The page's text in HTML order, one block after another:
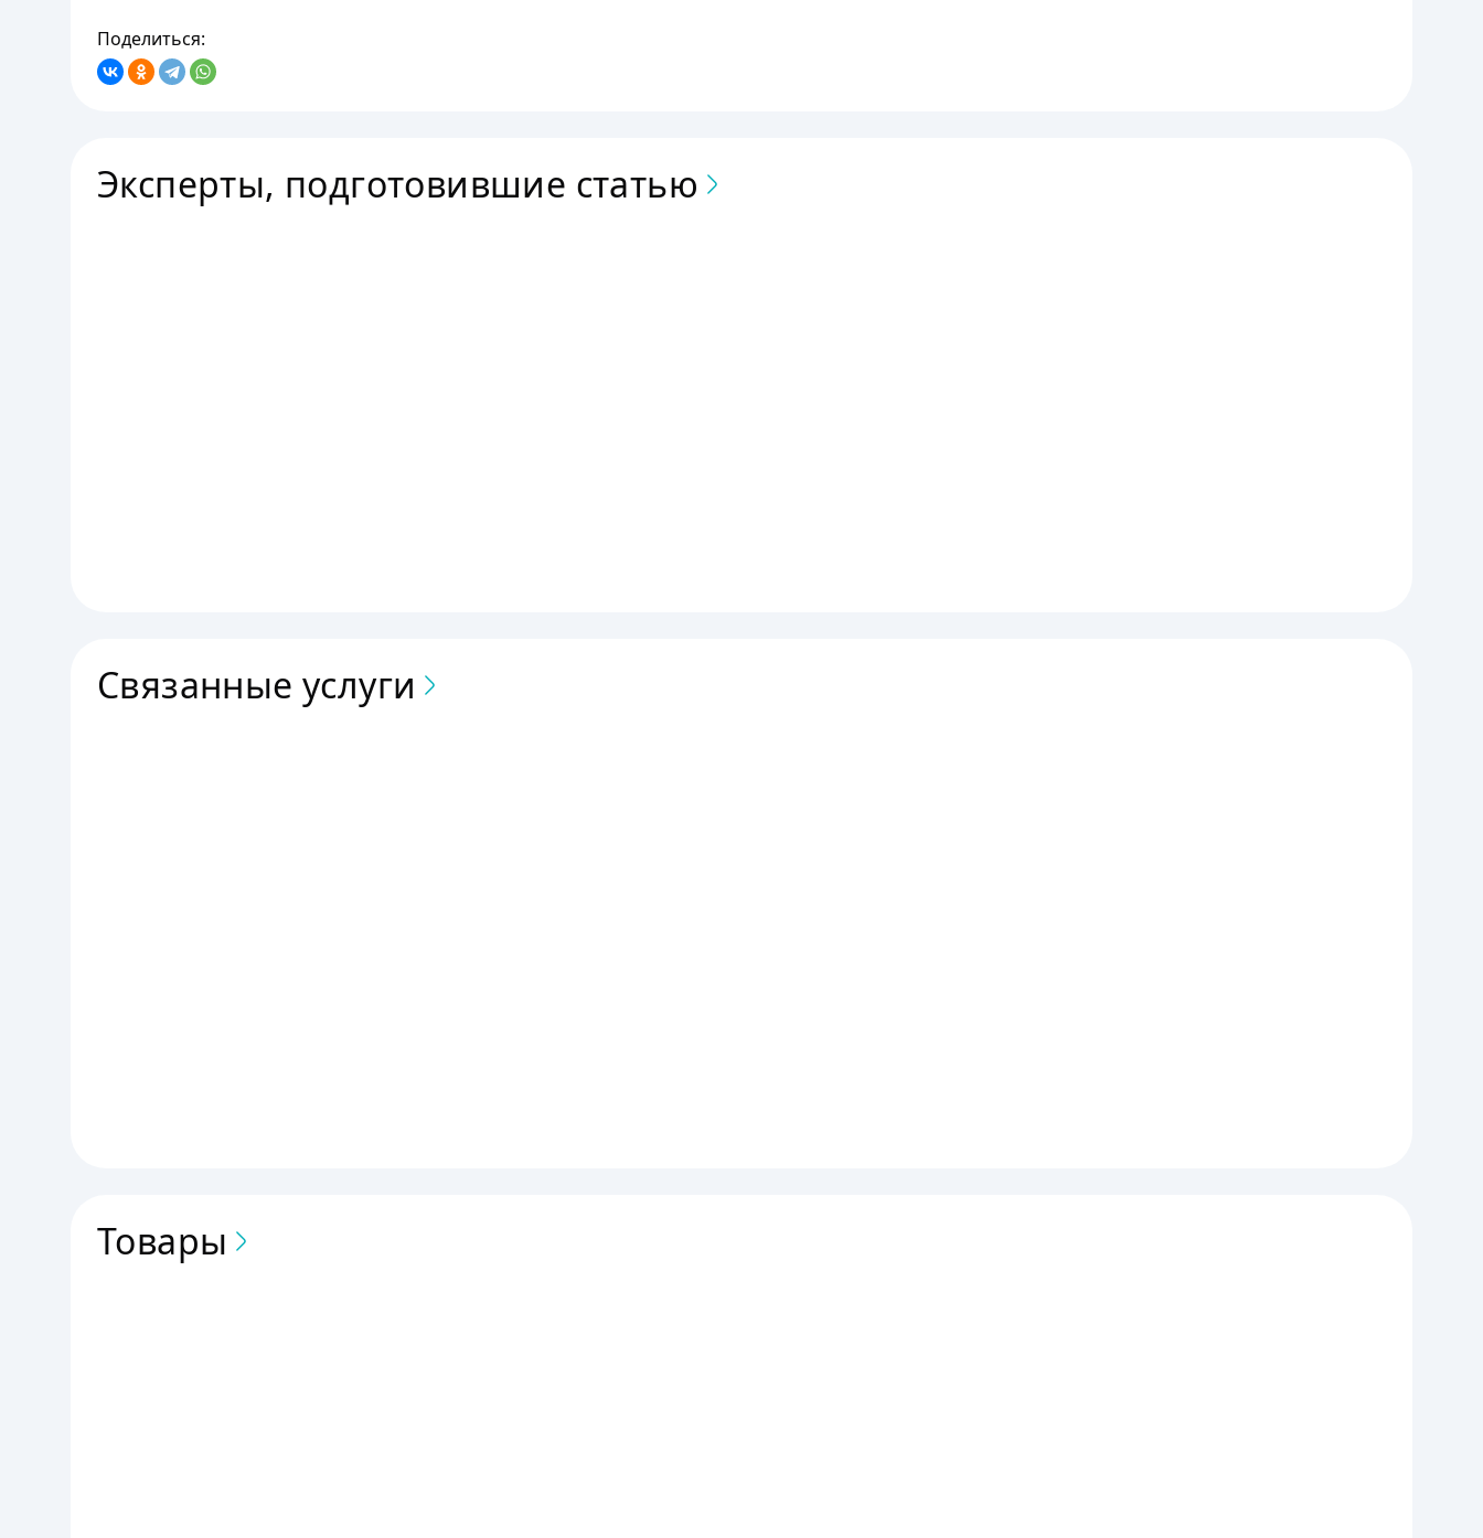
Поделиться:
Эксперты, подготовившие статью
Связанные услуги
Товары